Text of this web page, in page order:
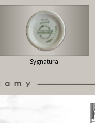
Sygnatura